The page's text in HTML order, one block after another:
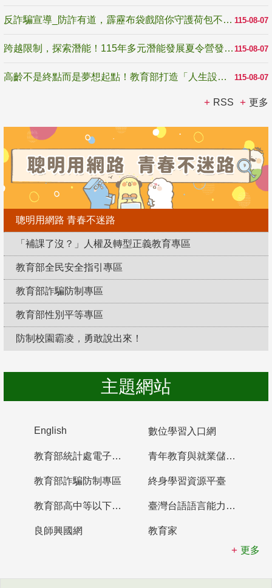
115-08-07
反詐騙宣導_防詐有道，霹靂布袋戲陪你守護荷包不受騙
115-08-07
跨越限制，探索潛能！115年多元潛能發展夏令營發掘生命無限可能
115-08-07
高齡不是終點而是夢想起點！教育部打造「人生設計夢工場」 參展第3屆高齡健康產業博覽會
RSS 更多
聰明用網路 青春不迷路
「補課了沒？」人權及轉型正義教育專區
教育部全民安全指引專區
教育部詐騙防制專區
教育部性別平等專區
防制校園霸凌，勇敢說出來！
主題網站
English 數位學習入口網
教育部統計處電子書櫃 青年教育與就業儲蓄帳戶
教育部詐騙防制專區 終身學習資源平臺
教育部高中等以下學校及幼兒園教師資格檢定考試 臺灣台語語言能力認證網站
良師興國網
教育家
更多